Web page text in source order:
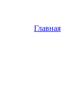
Главная